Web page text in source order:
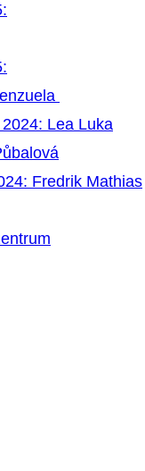
Lea Luka
Fredrik Mathias